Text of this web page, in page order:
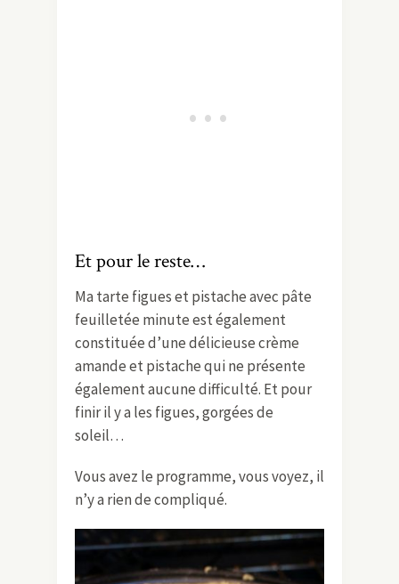
Et pour le reste…
Ma tarte figues et pistache avec pâte
feuilletée minute est également
constituée d’une délicieuse crème
amande et pistache qui ne présente
également aucune difficulté. Et pour
finir il y a les figues, gorgées de
soleil…
Vous avez le programme, vous voyez, il
n’y a rien de compliqué.